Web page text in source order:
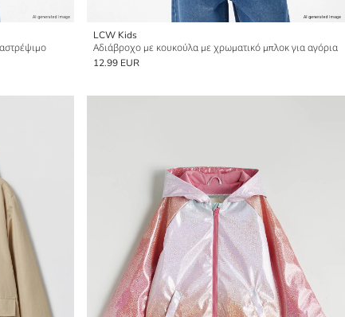
LCW Kids
Αδιάβροχο με κουκούλα με χρωματικό μπλοκ για αγόρια
12.99 EUR